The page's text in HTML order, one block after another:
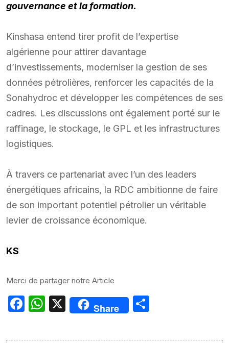
gouvernance et la formation.
Kinshasa entend tirer profit de l’expertise
algérienne pour attirer davantage
d’investissements, moderniser la gestion de ses
données pétrolières, renforcer les capacités de la
Sonahydroc et développer les compétences de ses
cadres. Les discussions ont également porté sur le
raffinage, le stockage, le GPL et les infrastructures
logistiques.
À travers ce partenariat avec l’un des leaders
énergétiques africains, la RDC ambitionne de faire
de son important potentiel pétrolier un véritable
levier de croissance économique.
KS
Merci de partager notre Article
Facebook
WhatsApp
X Share